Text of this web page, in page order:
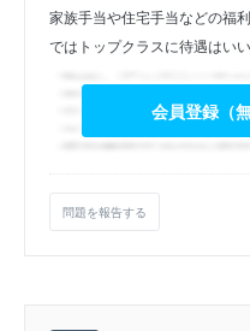
家族手当や住宅手当などの福
ではトップクラスに待遇はいい
会員登録（
問題を報告する